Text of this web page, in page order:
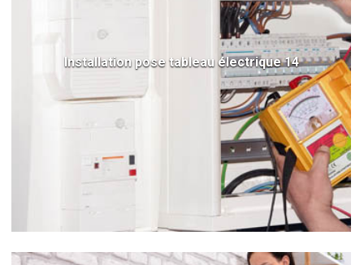
Installation pose tableau électrique 14